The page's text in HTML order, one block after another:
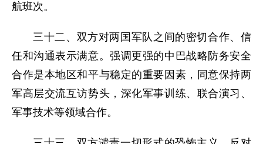
航班次。
三十二、双方对两国军队之间的密切合作、信
任和沟通表示满意。强调更强的中巴战略防务安全
合作是本地区和平与稳定的重要因素，同意保持两
军高层交流互访势头，深化军事训练、联合演习、
军事技术等领域合作。